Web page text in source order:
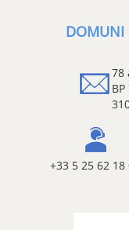
DOMUNI
78
+33 5 25 62 18